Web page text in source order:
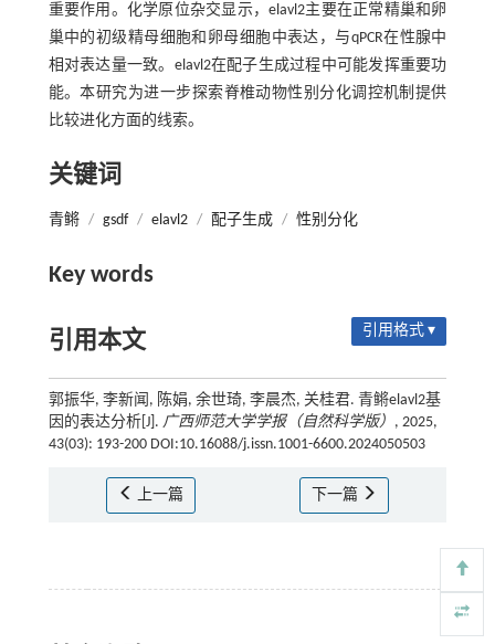
重要作用。化学原位杂交显示，elavl2主要在正常精巢和卵
巢中的初级精母细胞和卵母细胞中表达，与qPCR在性腺中
相对表达量一致。elavl2在配子生成过程中可能发挥重要功
能。本研究为进一步探索脊椎动物性别分化调控机制提供
比较进化方面的线索。
关键词
青鳉 / gsdf / elavl2 / 配子生成 / 性别分化
Key words
引用本文 引用格式 ▾
郭振华, 李新闻, 陈娟, 余世琦, 李晨杰, 关桂君. 青鳉elavl2基
因的表达分析[J]. 广西师范大学学报（自然科学版） , 2025,
43(03): 193-200 DOI:10.16088/j.issn.1001-6600.2024050503
上一篇 下一篇